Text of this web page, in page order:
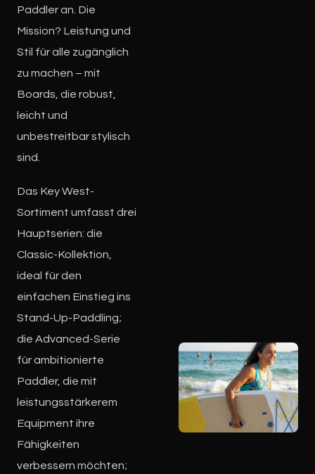
Paddler an. Die
Mission? Leistung und
Stil für alle zugänglich
zu machen – mit
Boards, die robust,
leicht und
unbestreitbar stylisch
sind.
Das Key West-
Sortiment umfasst drei
Hauptserien: die
Classic-Kollektion,
ideal für den
einfachen Einstieg ins
Stand-Up-Paddling;
die Advanced-Serie
für ambitionierte
Paddler, die mit
leistungsstärkerem
Equipment ihre
Fähigkeiten
verbessern möchten;